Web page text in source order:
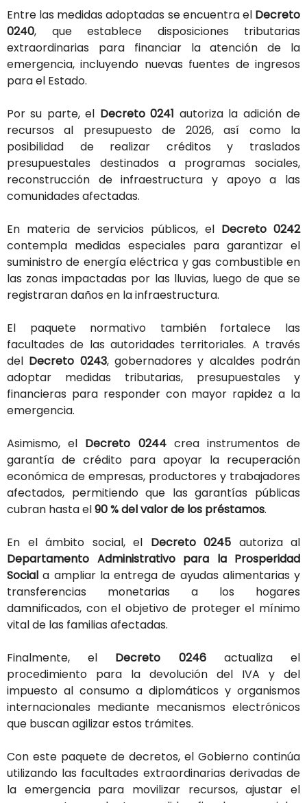
Entre las medidasadoptadas seencuentrael Decreto
0240, que establece disposiciones tributarias
extraordinarias para financiar laatenciónde la
emergencia,incluyendo nuevas fuentes deingresos
parael Estado.
Porsu parte,el Decreto0241 autoriza la adiciónde
recursosal presupuestode 2026,así como la
posibilidad de realizar créditosy traslados
presupuestales destinados a programas sociales,
reconstrucción deinfraestructuray apoyoa las
comunidades afectadas.
En materia de servicios públicos, el Decreto 0242
contempla medidas especiales para garantizar el
suministrode energíaeléctrica ygas combustibleen
las zonasimpactadas por las lluvias, luego de quese
registrarandaños en lainfraestructura.
El paquete normativo también fortalece las
facultadesde lasautoridades territoriales. A través
del Decreto 0243,gobernadoresy alcaldes podrán
adoptar medidas tributarias, presupuestales y
financieras para responder con mayor rapideza la
emergencia.
Asimismo,el Decreto 0244 crea instrumentosde
garantía de crédito para apoyar la recuperación
económica de empresas, productores y trabajadores
afectados, permitiendoque lasgarantías públicas
cubran hastael90 %delvalorde los préstamos.
En el ámbito social, el Decreto 0245 autoriza al
Departamento Administrativo para la Prosperidad
Social a ampliar la entregade ayudas alimentarias y
transferencias monetarias a los hogares
damnificados, conel objetivode protegerel mínimo
vitalde las familias afectadas.
Finalmente,el Decreto 0246 actualizael
procedimiento para la devolución del IVA y del
impuesto al consumo a diplomáticos y organismos
internacionales mediante mecanismos electrónicos
que buscanagilizarestos trámites.
Con este paquete de decretos, el Gobierno continúa
utilizando las facultades extraordinarias derivadasde
la emergencia para movilizar recursos,ajustarel